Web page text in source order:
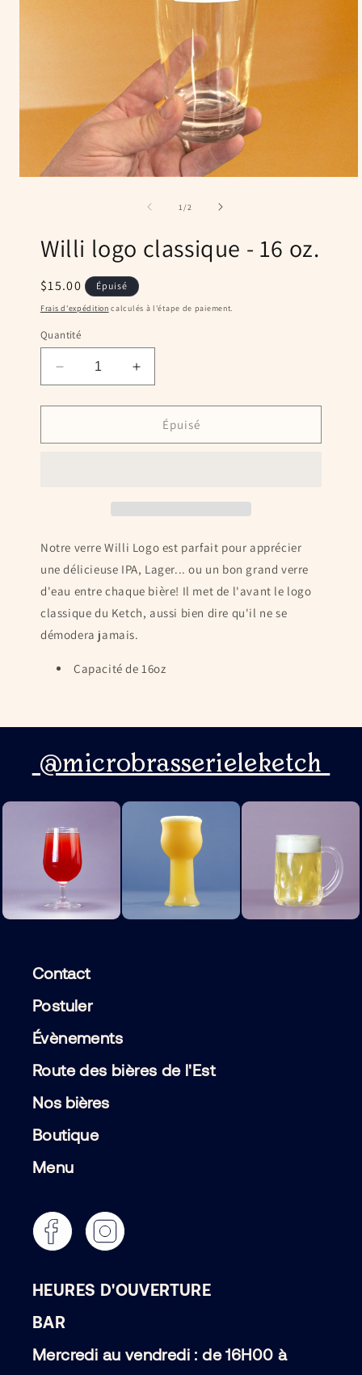
fenêtre
1 /de2
Willi logo classique - 16 oz.
Prix
habituel
$15.00 Épuisé
Frais d'expédition calculés à l'étape de paiement.
Quantité
Réduire
la
quantité
Willi
Augmenter
la
quantité
Willi
Épuisé
Notre verre Willi Logo est parfait pour apprécier
une délicieuse IPA, Lager... ou un bon grand verre
d'eau entre chaque bière! Il met de l'avant le logo
classique du Ketch, aussi bien dire qu'il ne se
démodera jamais.
Capacité de 16oz
@microbrasserieleketch
Contact
Postuler
Évènements
Route des bières de l'Est
Nos bières
Boutique
Menu
HEURES D'OUVERTURE
BAR
Mercredi au vendredi : de 16H00 à